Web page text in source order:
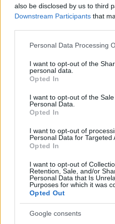
also be disclosed by us to third
Downstream Participants that
Please note that this website/
not limited to your visit or usage
grant or deny consent to
use your data for below
consent section.
Personal Data Processing
I want to opt-out of the
personal data.
Opted In
I want to opt-out of the
Personal Data.
Opted In
I want to opt-out of
Personal Data for Targeted
Opted In
I want to opt-out of
Retention, Sale, and/or
Personal Data that Is
Purposes for which it was
Opted Out
Google consents
Υπάρχουν ωστόσο και
επιβεβλημένη την